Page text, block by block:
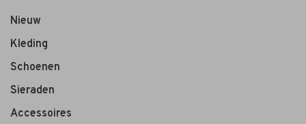
Nieuw
Kleding
Schoenen
Sieraden
Accessoires